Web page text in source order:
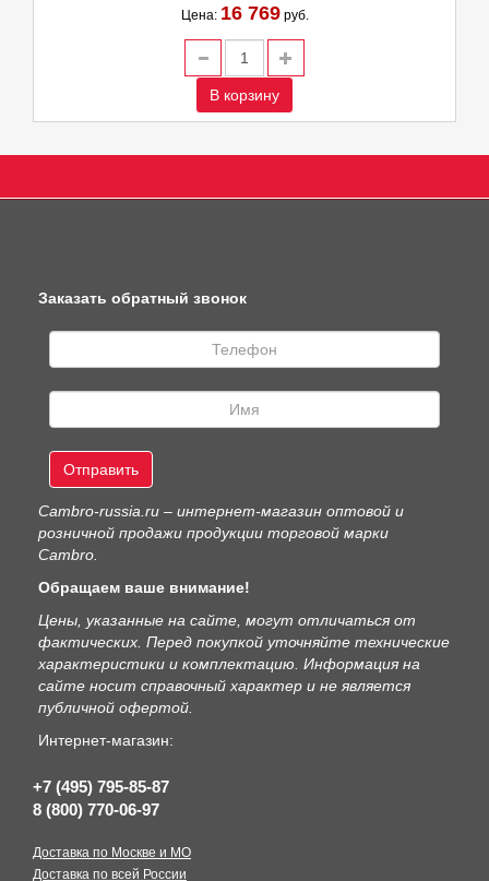
Цена: 16 769руб.
В корзину
Заказать обратный звонок
Отправить
Сambro-russia.ru – интернет-магазин оптовой и
розничной продажи продукции торговой марки
Cambro.
Обращаем ваше внимание!
Цены, указанные на сайте, могут отличаться от
фактических. Перед покупкой уточняйте технические
характеристики и комплектацию. Информация на
сайте носит справочный характер и не является
публичной офертой.
Интернет-магазин:
+7 (495) 795-85-87
8 (800) 770-06-97
Доставка по Москве и МО
Доставка по всей России